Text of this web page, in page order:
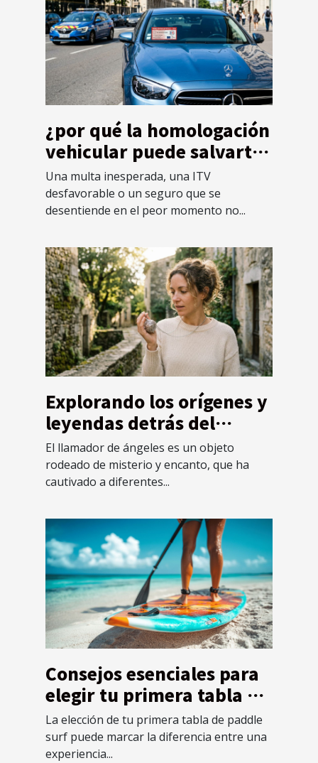
¿por qué la homologación
vehicular puede salvarte
de imprevistos legales?
Una multa inesperada, una ITV
desfavorable o un seguro que se
desentiende en el peor momento no...
Explorando los orígenes y
leyendas detrás del
llamador de ángeles
El llamador de ángeles es un objeto
rodeado de misterio y encanto, que ha
cautivado a diferentes...
Consejos esenciales para
elegir tu primera tabla de
paddle surf
La elección de tu primera tabla de paddle
surf puede marcar la diferencia entre una
experiencia...